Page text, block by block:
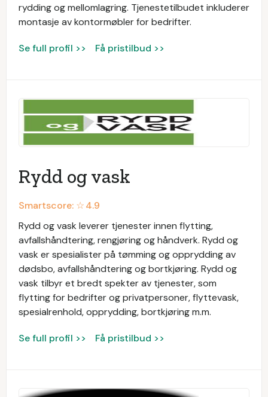
rydding og mellomlagring. Tjenestetilbudet inkluderer
montasje av kontormøbler for bedrifter.
Se full profil >> Få pristilbud >>
Rydd og vask
Smartscore: ☆4.9
Rydd og vask leverer tjenester innen flytting,
avfallshåndtering, rengjøring og håndverk. Rydd og
vask er spesialister på tømming og opprydding av
dødsbo, avfallshåndtering og bortkjøring. Rydd og
vask tilbyr et bredt spekter av tjenester, som
flytting for bedrifter og privatpersoner, flyttevask,
spesialrenhold, opprydding, bortkjøring m.m.
Se full profil >> Få pristilbud >>